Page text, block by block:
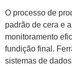
O processo de
padrão de cera e
monitoramento
fundição final.
sistemas de